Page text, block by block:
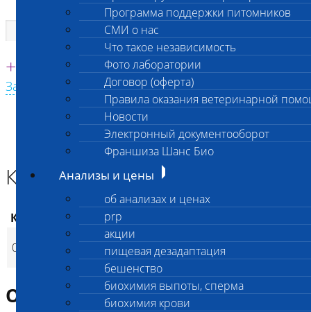
Единая круглосуточная справочная
+7 495 260 0 260
Заказать звонок с сайта
Программа поддержки питомников
СМИ о нас
Что такое независимость
Фото лаборатории
Договор (оферта)
Правила оказания ветеринарной
Новости
Электронный документооборот
Франшиза Шанс Био
Анализы и цены
об анализах и ценах
prp
акции
пищевая дезадаптация
бешенство
биохимия выпоты, сперма
биохимия крови
Главная страница
Анализы и цены
ИНФЕКЦИИ И ИНВАЗИИ (ПЦР)
Криптоспоридиоз ПЦР
Криптоспоридиоз ПЦР
Код Наименование услуг
014
Криптоспоридиоз
1 100 p (
Описание исследования